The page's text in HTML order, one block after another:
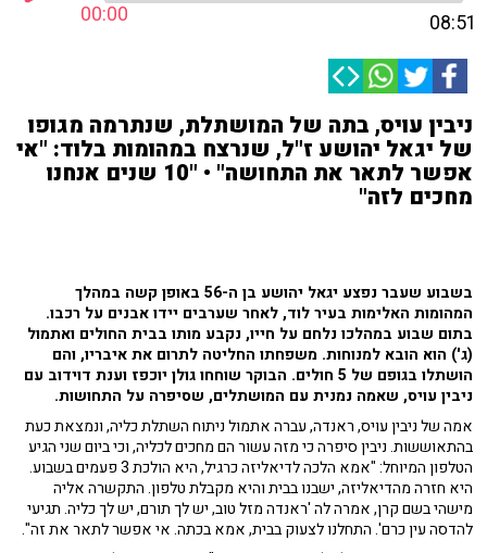
00:00 08:51
ניבין עויס, בתה של המושתלת, שנתרמה מגופו
של יגאל יהושע ז"ל, שנרצח במהומות בלוד: "אי
אפשר לתאר את התחושה" • "10 שנים אנחנו
מחכים לזה"
בשבוע שעבר נפצע יגאל יהושע בן ה-56 באופן קשה במהלך
המהומות האלימות בעיר לוד, לאחר שערבים יידו אבנים על רכבו.
בתום שבוע במהלכו נלחם על חייו, נקבע מותו בבית החולים ואתמול
(ג') הוא הובא למנוחות. משפחתו החליטה לתרום את איבריו, והם
הושתלו בגופם של 5 חולים. הבוקר שוחחו גולן יוכפז וענת דוידוב עם
ניבין עויס, שאמה נמנית עם המושתלים, שסיפרה על התחושות.
אמה של ניבין עויס, ראנדה, עברה אתמול ניתוח השתלת כליה, ונמצאת כעת
בהתאוששות. ניבין סיפרה כי מזה עשור הם מחכים לכליה, וכי ביום שני הגיע
הטלפון המיוחל: "אמא הלכה לדיאליזה כרגיל, היא הולכת 3 פעמים בשבוע.
היא חזרה מהדיאליזה, ישבנו בבית והיא מקבלת טלפון. התקשרה אליה
מישהי בשם קרן, אמרה לה 'ראנדה מזל טוב, יש לך תורם, יש לך כליה. תגיעי
להדסה עין כרם'. התחלנו לצעוק בבית, אמא בכתה. אי אפשר לתאר את זה".